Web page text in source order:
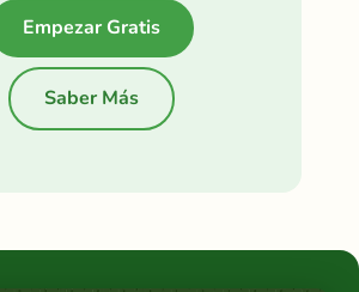
Empezar Gratis
Saber Más